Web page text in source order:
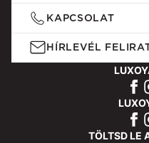
KAPCSOLAT
HÍRLEVÉL
TÖLTSD LE